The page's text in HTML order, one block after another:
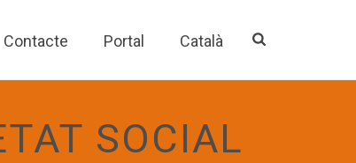
Contacte Portal Català
SOCIAL